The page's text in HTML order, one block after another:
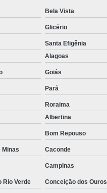
Bela Vista
Glicério
Santa Efigênia
Alagoas
Goiás
Pará
Roraima
Albertina
Bom Repouso
Minas Caconde
Campinas
Rio Verde Conceição dos Ouros